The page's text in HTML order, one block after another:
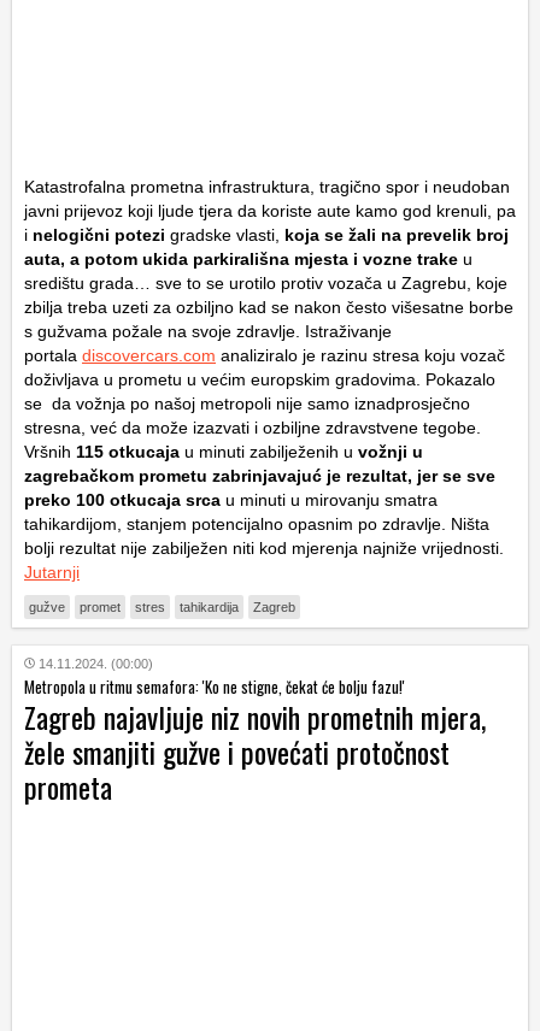
Katastrofalna prometna infrastruktura, tragično spor i neudoban
javni prijevoz koji ljude tjera da koriste aute kamo god krenuli, pa
i nelogični potezi gradske vlasti, koja se žali na prevelik broj
auta, a potom ukida parkirališna mjesta i vozne trake u
središtu grada… sve to se urotilo protiv vozača u Zagrebu, koje
zbilja treba uzeti za ozbiljno kad se nakon često višesatne borbe
s gužvama požale na svoje zdravlje. Istraživanje
portala discovercars.com analiziralo je razinu stresa koju vozač
doživljava u prometu u većim europskim gradovima. Pokazalo
se da vožnja po našoj metropoli nije samo iznadprosječno
stresna, već da može izazvati i ozbiljne zdravstvene tegobe.
Vršnih 115 otkucaja u minuti zabilježenih u vožnji u
zagrebačkom prometu zabrinjavajuć je rezultat, jer se sve
preko 100 otkucaja srca u minuti u mirovanju smatra
tahikardijom, stanjem potencijalno opasnim po zdravlje. Ništa
bolji rezultat nije zabilježen niti kod mjerenja najniže vrijednosti.
Jutarnji
gužve promet stres tahikardija Zagreb
14.11.2024. (00:00)
Metropola u ritmu semafora: 'Ko ne stigne, čekat će bolju fazu!'
Zagreb najavljuje niz novih prometnih mjera,
žele smanjiti gužve i povećati protočnost
prometa